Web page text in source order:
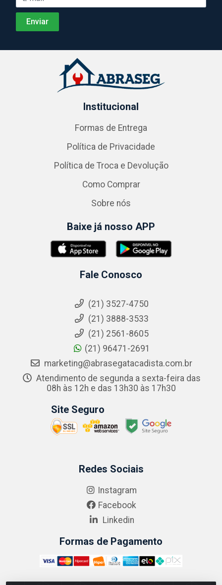
Institucional
Formas de Entrega
Política de Privacidade
Política de Troca e Devolução
Como Comprar
Sobre nós
Baixe já nosso APP
Fale Conosco
(21) 3527-4750
(21) 3888-3533
(21) 2561-8605
(21) 96471-2691
marketing@abrasegatacadista.com.br
Atendimento de segunda a sexta-feira das
08h às 12h e das 13h30 às 17h30
Site Seguro
Redes Sociais
Instagram
Facebook
Linkedin
Formas de Pagamento